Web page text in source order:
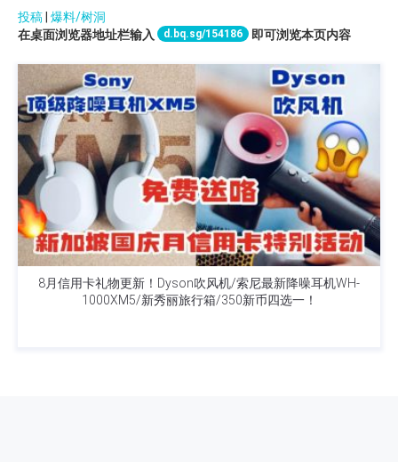
投稿 爆料/树洞
在桌面浏览器地址栏输入
d.bq.sg/154186 即可浏览本页内容
8月信用卡礼物更新！Dyson吹风机/索尼最新降噪耳机WH-
1000XM5/新秀丽旅行箱/350新币四选一！